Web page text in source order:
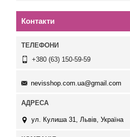
Контакти
+380 (63) 150-59-59
nevisshop.com.ua@gmail.com
ул. Кулиша 31, Львів, Україна